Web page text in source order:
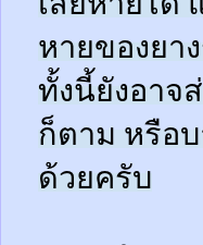
หายของยา
ทั้งนี้ยังอาจ
ก็ตาม หรือ
ด้วยครับ